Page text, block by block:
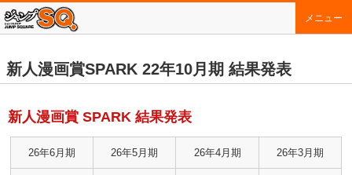
メニュー
新人漫画賞SPARK 22年10月期 結果発表
新人漫画賞 SPARK 結果発表
26年6月期 26年5月期 26年4月期 26年3月期